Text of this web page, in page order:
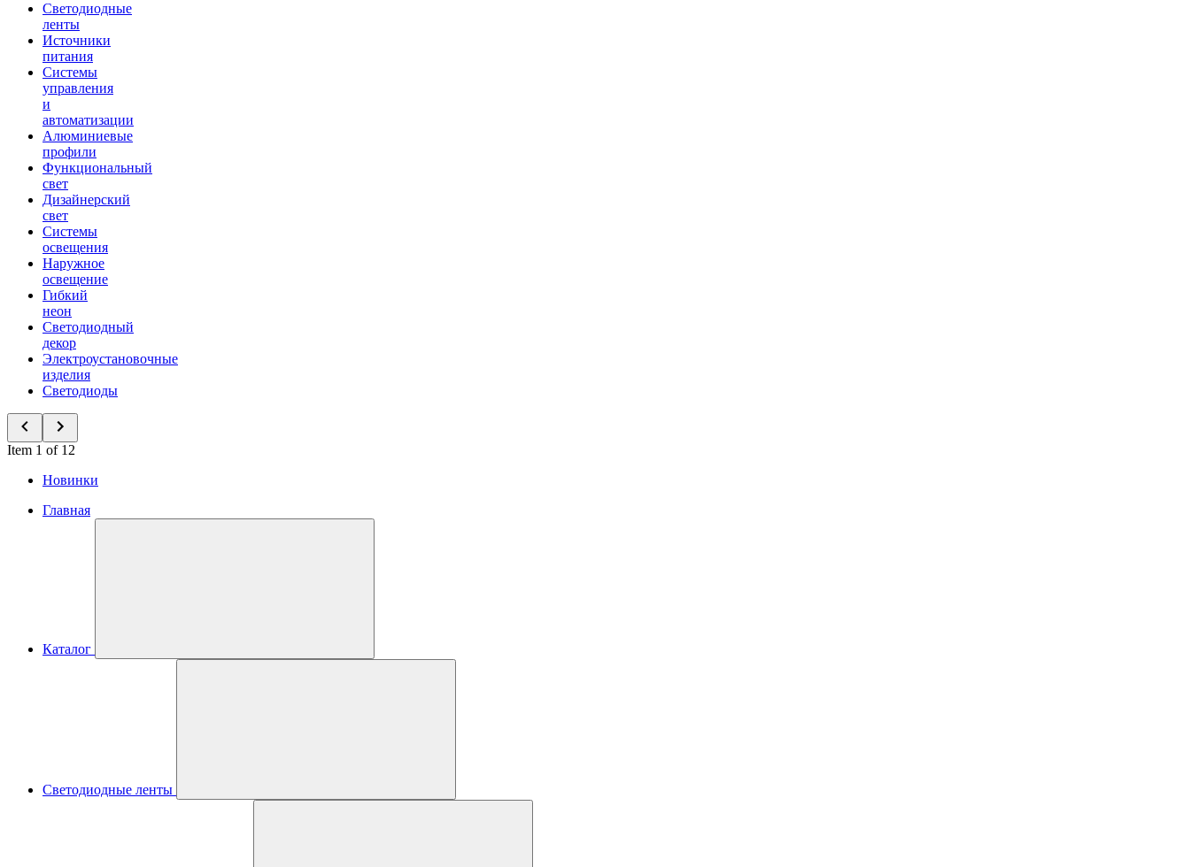
Светодиодные
ленты
Источники
питания
Системы
управления
и
автоматизации
Алюминиевые
профили
Функциональный
свет
Дизайнерский
свет
Системы
освещения
Наружное
освещение
Гибкий
неон
Светодиодный
декор
Электроустановочные
изделия
Светодиоды
Item 1 of 12
Новинки
Главная
Каталог
Светодиодные ленты